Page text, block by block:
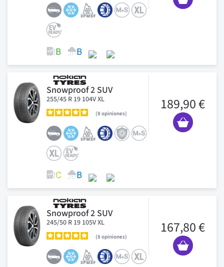
Snowproof 2 SUV
255/45 R 19 104V XL
8 opiniones
189,90 €
Snowproof 2 SUV
245/50 R 19 105V XL
8 opiniones
167,80 €